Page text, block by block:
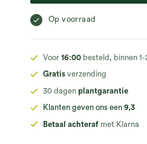
Op voorraad
Voor 16:00 besteld, binnen
Gratis verzending
30 dagen plantgarantie
Klanten geven ons een 9,3
Betaal achteraf met Klarna